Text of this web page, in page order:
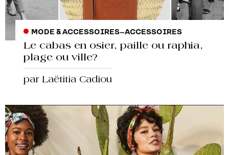
MODE & ACCESSOIRES–ACCESSOIRES
Le cabas en osier, paille ou raphia,
plage ou ville?
par Laëtitia Cadiou